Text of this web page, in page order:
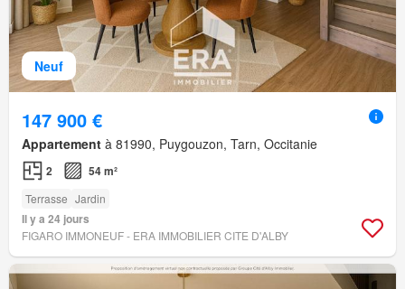
Neuf
147 900 €
Appartement à 81990, Puygouzon, Tarn, Occitanie
2 54 m²
Terrasse Jardin
Il y a 24 jours
FIGARO IMMONEUF - ERA IMMOBILIER CITE D'ALBY